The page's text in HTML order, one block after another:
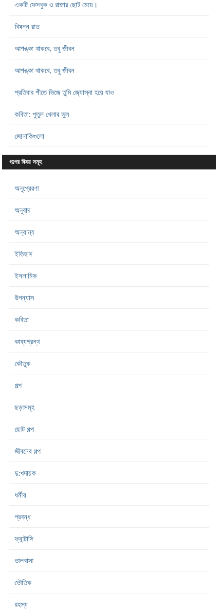
একটি ফেসবুক ও রাজার ছোট মেয়ে।
বিষন্ন রাত
আশঙ্কা থাকবে, তবু জীবন
আশঙ্কা থাকবে, তবু জীবন
প্রতিবার শীতে ভিজে তুমি জ্যোস্না হয়ে যাও
কবিতা: পুতুল খেলার ভুল
জোনাকিগুলো
গল্পের বিষয় সমূহ
অনুপ্রেরণা
অনুবাদ
অন্যান্য
ইতিহাস
ইসলামিক
উপন্যাস
কবিতা
কাব্যগ্রন্থ
কৌতুক
গল্প
ছড়াসমূহ
ছোট গল্প
জীবনের গল্প
দু:খদায়ক
ধর্মীয়
প্রবন্ধ
ফ্যান্টাসি
ভালবাসা
ভৌতিক
রহস্য